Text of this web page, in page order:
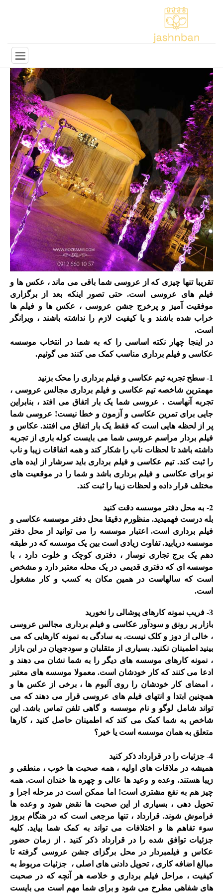
تقریبا تنها چیزی که از عروسی شما باقی می ماند ، عکس ها و
فیلم های عروسی است. حتی تصور اینکه بعد از برگزاری
موفقیت آمیز و پرخرج جشن عروسی ، عکس ها و فیلم ها
خراب شده باشند و یا کیفیت لازم را نداشته باشند ، ویرانگر
است.
در اینجا چهار نکته اساسی را که به شما در انتخاب موسسه
عکاسی و فیلم برداری مناسب کمک می کنند می گوئیم.
1- سطح تجربه تیم عکاسی و فیلم برداری را محک بزنید
مهمترین شاخصه تیم عکاسی و فیلم برداری مجالس عروسی ،
تجربه آنهاست . عروسی شما یک بار اتفاق می افتد ، بنابراین
جایی برای تمرین عکاسی و آزمون و خطا نیست! عروسی شما
پر از لحظه هایی است که فقط یک بار اتفاق می افتند. عکاس و
فیلم بردار مراسم عروسی شما می بایست کوله باری از تجربه
داشته باشد تا لحظات ناب را شکار کند و همه اتفاقات زیبا و ناب
را ثبت کند. تیم عکاسی و فیلم برداری باید سرشار از ایده های
نو برای عکاسی و فیلم برداری باشد و شما را در موقعیت های
مختلف قرار داده و لحظات زیبا را ثبت کند.
-2 به محل دفتر موسسه دقت کنید
بله درست فهمیدید. منظورم دقیقا محل دفتر موسسه عکاسی و
فیلم برداری است. اعتبار موسسه را می توانید از محل دفتر
موسسه دریابید. تفاوت زیادی است بین یک موسسه که در طبقه
دهم یک برج تجاری نوساز ، دفتری کوچک و خلوت دارد ، با
موسسه ای که دفتری قدیمی در یک محله معتبر دارد و مشخص
است که سالهاست در همین مکان به کسب و کار مشغول
است.
3- فریب نمونه کارهای پوشالی را نخورید
بازار پر رونق و سودآور عکاسی و فیلم برداری مجالس عروسی
، خالی از دوز و کلک نیست. به سادگی به نمونه کارهایی که می
بینید اطمینان نکنید. بسیاری از متقلبان و سودجویان در این بازار
، نمونه کارهای موسسه های دیگر را به شما نشان می دهند و
ادعا می کنند که کار خودشان است. معمولا موسسه های معتبر
، امضای کار خودشان را روی آلبوم ها ، برخی از عکس ها و
همچنین ابتدا و انتهای فیلم های عروسی قرار می دهند که می
تواند شامل لوگو و نام موسسه و گاهی تلفن تماس باشد. این
شاخص به شما کمک می کند که اطمینان حاصل کنید ، کارها
متعلق به همان موسسه است یا خیر؟
4- جزئیات را در قرارداد ذکر کنید
همیشه در ملاقات های اولیه ، همه صحبت ها خوب ، منطقی و
زیبا هستند. وعده و وعید ها عالی و چهره ها خندان است. همه
چیز هم به نفع مشتری است! اما ممکن است در مرحله اجرا و
تحویل دهی ، بسیاری از این صحبت ها نقض شود و وعده ها
فراموش شوند. قرارداد ، تنها مرجعی است که در هنگام بروز
سوء تفاهم ها و اختلافات می تواند به کمک شما بیاید. کلیه
جزئیات توافق شده را در قرارداد ذکر کنید . از زمان حضور
عکاس و فیلمبردار در محل برگزای جشن عروسی گرفته تا
مبالغ اضافه کاری ، تحویل دادنی های اصلی ، جزئیات مربوط به
کیفیت ، مراحل فیلم برداری و خلاصه هر آنچه که در صحبت
های شفاهی مطرح می شود و برای شما مهم است می بایست